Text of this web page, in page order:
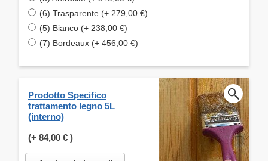
(6) Trasparente (+ 279,00 €)
(5) Bianco (+ 238,00 €)
(7) Bordeaux (+ 456,00 €)
Prodotto Specifico
trattamento legno 5L
(interno)
(+ 84,00 € )